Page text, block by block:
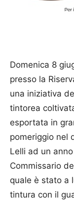
Domenica 8
presso la
una iniziativa
tintorea
esportata in
pomeriggio nel
Lelli ad un
Commissario
quale è stato a
tintura con il